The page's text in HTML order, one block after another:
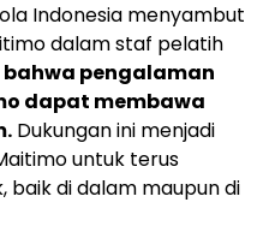
Indonesia menyambut
dalam staf pelatih
bahwa pengalaman
dapat membawa
Dukungan ini menjadi
untuk terus
di dalam maupun di